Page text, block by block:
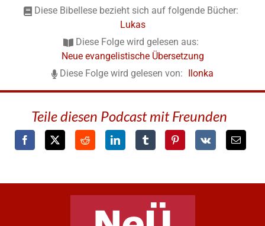
Diese Bibellese bezieht sich auf folgende Bücher:
Lukas
Diese Folge wird gelesen aus:
Neue evangelistische Übersetzung
Diese Folge wird gelesen von: Ilonka
Teile diesen Podcast mit Freunden